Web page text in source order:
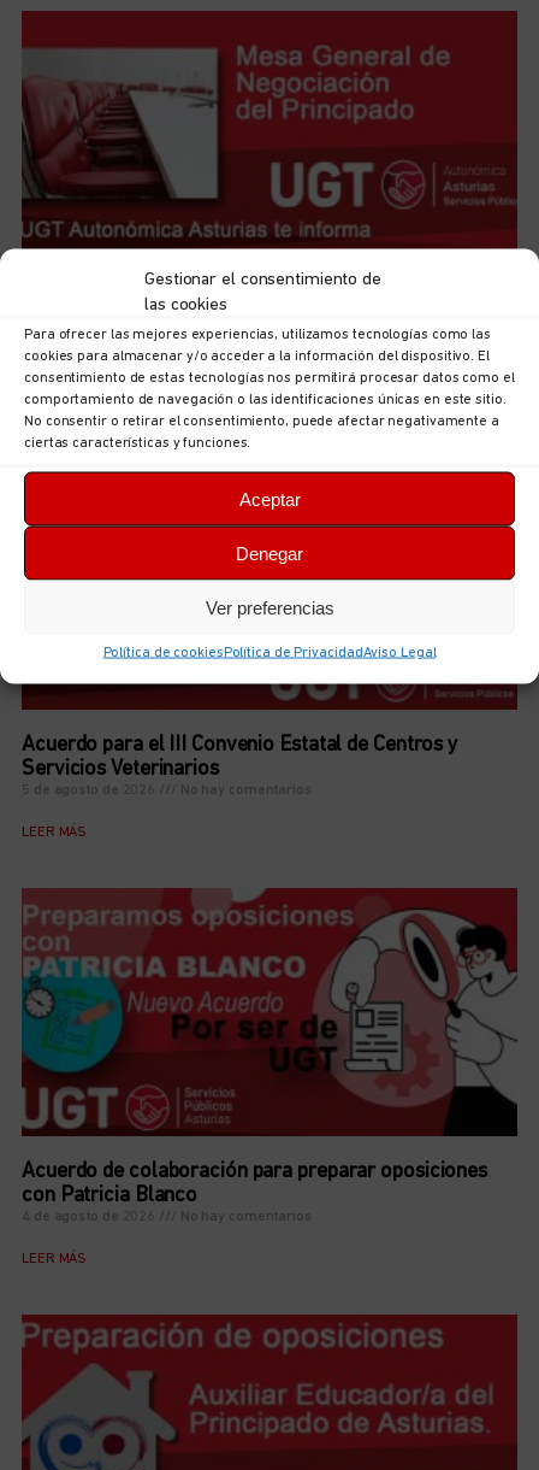
Gestionar el consentimiento de
las cookies
Para ofrecer las mejores experiencias, utilizamos tecnologías como las
cookies para almacenar y/o acceder a la información del dispositivo. El
consentimiento de estas tecnologías nos permitirá procesar datos como el
comportamiento de navegación o las identificaciones únicas en este sitio.
No consentir o retirar el consentimiento, puede afectar negativamente a
ciertas características y funciones.
Aceptar
Denegar
Ver preferencias
Política de cookies Política de PrivacidadAviso Legal
UGT Autonómica informa: documentación sobre
Justicia y Asuntos Europeos
5 de agosto de 2026 No hay comentarios
LEER MÁS
Acuerdo para el III Convenio Estatal de Centros y
Servicios Veterinarios
5 de agosto de 2026 No hay comentarios
LEER MÁS
Acuerdo de colaboración para preparar oposiciones
con Patricia Blanco
4 de agosto de 2026 No hay comentarios
LEER MÁS